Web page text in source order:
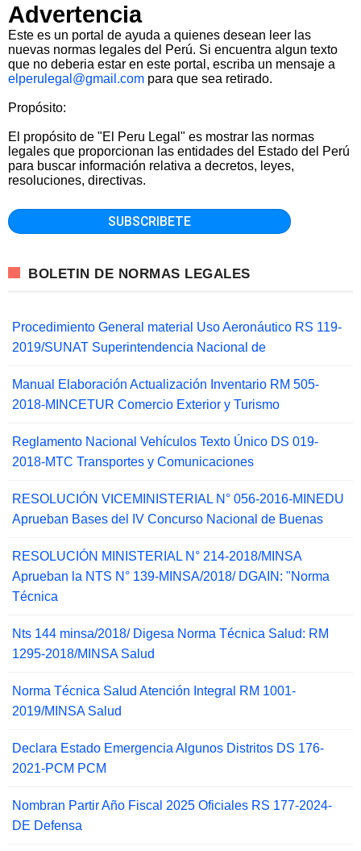
Advertencia
Este es un portal de ayuda a quienes desean leer las
nuevas normas legales del Perú. Si encuentra algun texto
que no deberia estar en este portal, escriba un mensaje a
elperulegal@gmail.com para que sea retirado.
Propósito:
El propósito de "El Peru Legal" es mostrar las normas
legales que proporcionan las entidades del Estado del Perú
para buscar información relativa a decretos, leyes,
resoluciones, directivas.
BOLETIN DE NORMAS LEGALES
Procedimiento General material Uso Aeronáutico RS 119-
2019/SUNAT Superintendencia Nacional de
Manual Elaboración Actualización Inventario RM 505-
2018-MINCETUR Comercio Exterior y Turismo
Reglamento Nacional Vehículos Texto Único DS 019-
2018-MTC Transportes y Comunicaciones
RESOLUCIÓN VICEMINISTERIAL N° 056-2016-MINEDU
Aprueban Bases del IV Concurso Nacional de Buenas
RESOLUCIÓN MINISTERIAL N° 214-2018/MINSA
Aprueban la NTS N° 139-MINSA/2018/ DGAIN: "Norma
Técnica
Nts 144 minsa/2018/ Digesa Norma Técnica Salud: RM
1295-2018/MINSA Salud
Norma Técnica Salud Atención Integral RM 1001-
2019/MINSA Salud
Declara Estado Emergencia Algunos Distritos DS 176-
2021-PCM PCM
Nombran Partir Año Fiscal 2025 Oficiales RS 177-2024-
DE Defensa